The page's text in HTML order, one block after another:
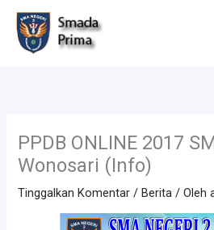
Lewati
konten
PPDB ONLINE 2017
Wonosari (Info)
Tinggalkan Komentar /Berita / Oleh